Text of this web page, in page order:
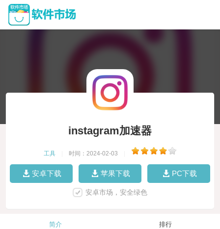
instagram加速器
工具 时间：2024-02-03
安卓下载 苹果下载 PC下载
安卓市场，安全绿色
简介 排行